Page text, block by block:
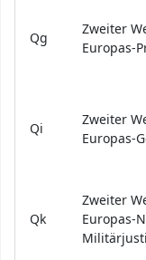
Qg
Zweiter
Europas-
Qi
Zweiter
Europas-
Qk
Zweiter
Europas-